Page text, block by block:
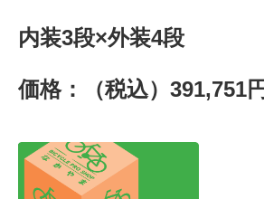
内装3段×外装4段
価格：（税込）391,751円